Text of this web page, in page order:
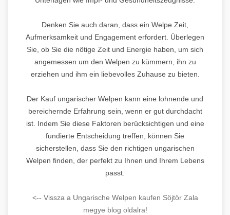
Denken Sie auch daran, dass ein Welpe Zeit,
Aufmerksamkeit und Engagement erfordert. Überlegen
Sie, ob Sie die nötige Zeit und Energie haben, um sich
angemessen um den Welpen zu kümmern, ihn zu
erziehen und ihm ein liebevolles Zuhause zu bieten.
Der Kauf ungarischer Welpen kann eine lohnende und
bereichernde Erfahrung sein, wenn er gut durchdacht
ist. Indem Sie diese Faktoren berücksichtigen und eine
fundierte Entscheidung treffen, können Sie
sicherstellen, dass Sie den richtigen ungarischen
Welpen finden, der perfekt zu Ihnen und Ihrem Lebens
passt.
<-- Vissza a Ungarische Welpen kaufen Söjtör Zala
megye blog oldalra!